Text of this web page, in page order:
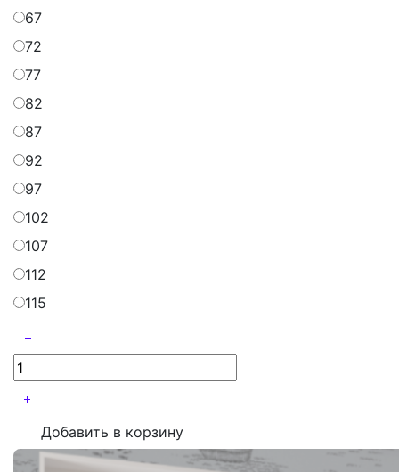
67
72
77
82
87
92
97
102
107
112
115
Добавить в корзину